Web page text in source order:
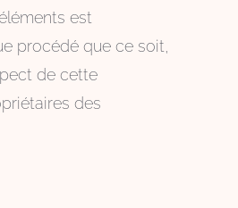
est
procédé que ce soit,
de cette
des